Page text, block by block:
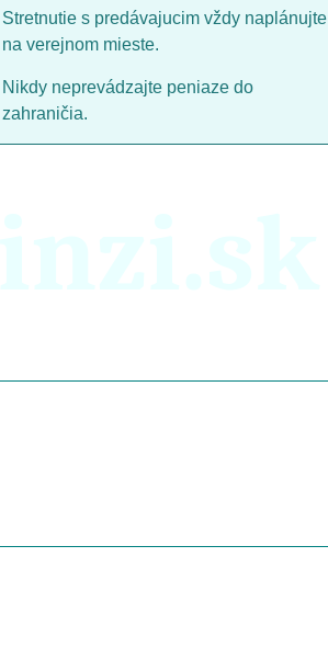
Stretnutie s predávajucim vždy naplánujte
na verejnom mieste.
Nikdy neprevádzajte peniaze do
zahraničia.